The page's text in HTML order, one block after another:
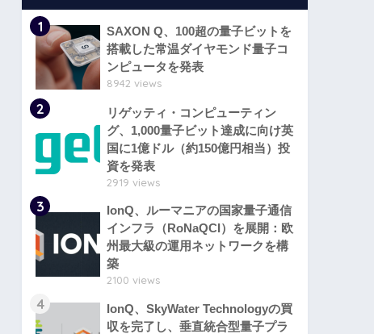
1
SAXON Q、100超の量子ビットを
搭載した常温ダイヤモンド量子コ
ンピュータを発表
8942 views
2
リゲッティ・コンピューティン
グ、1,000量子ビット達成に向け英
国に1億ドル（約150億円相当）投
資を発表
2919 views
3
IonQ、ルーマニアの国家量子通信
インフラ（RoNaQCI）を展開：欧
州最大級の運用ネットワークを構
築
2100 views
4
IonQ、SkyWater Technologyの買
収を完了し、垂直統合型量子プラ